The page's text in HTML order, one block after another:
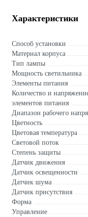
Характеристики
Способ установки
Материал корпуса
Тип лампы
Мощность светильника
Элементы питания
Количество и
элементов питания
Диапазон рабочего
Цветность
Цветовая температура
Световой поток
Степень защиты
Датчик движения
Датчик освещенности
Датчик шума
Датчик присутствия
Форма
Управление